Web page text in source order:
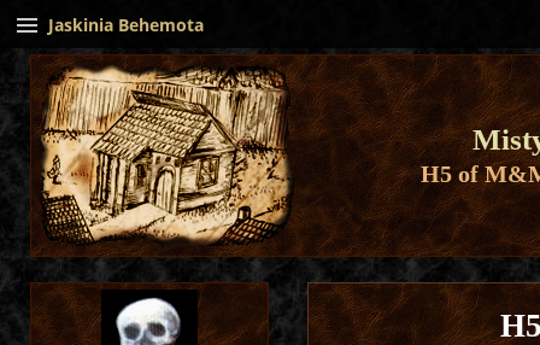
H5 of
Jaskinia Behemota